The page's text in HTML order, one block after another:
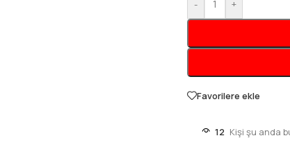
- +
Favorilere ekle
12 Kişi şu anda